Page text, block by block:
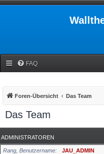
FAQ
Foren-Übersicht Das Team
Das Team
ADMINISTRATOREN
Rang, Benutzername
JAU_ADMIN